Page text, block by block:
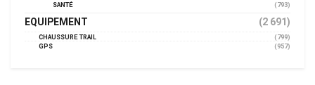
SANTÉ
(793)
EQUIPEMENT (2 691)
CHAUSSURE TRAIL
(799)
GPS
(957)